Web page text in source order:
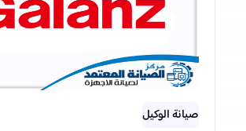
صيانة الوكيل